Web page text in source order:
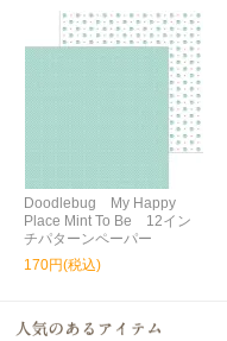
Doodlebug My Happy
Place Mint To Be 12イン
チパターンペーパー
170円(税込)